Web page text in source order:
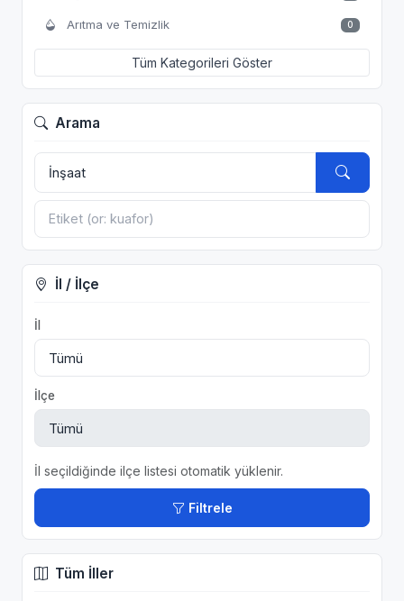
Arıtma ve Temizlik 0
Tüm Kategorileri Göster
Arama
İl / İlçe
İl
İlçe
İl seçildiğinde ilçe listesi otomatik yüklenir.
Filtrele
Tüm İller